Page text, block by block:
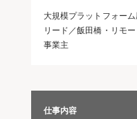
大規模プラットフォー
リード／飯田橋・リモ
事業主
仕事内容